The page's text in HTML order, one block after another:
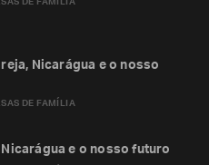
DE FAMÍLIA
DE FAMÍLIA
Nicarágua e o nosso
Nicarágua e o nosso futuro